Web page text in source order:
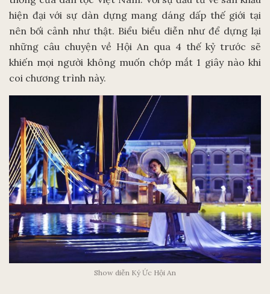
hiện đại với sự dàn dựng mang dáng dấp thế giới tại
nên bối cảnh như thật. Biểu biểu diễn như để dựng lại
những câu chuyện về Hội An qua 4 thế kỷ trước sẽ
khiến mọi người không muốn chớp mắt 1 giây nào khi
coi chương trình này.
Show diễn Ký Ức Hội An